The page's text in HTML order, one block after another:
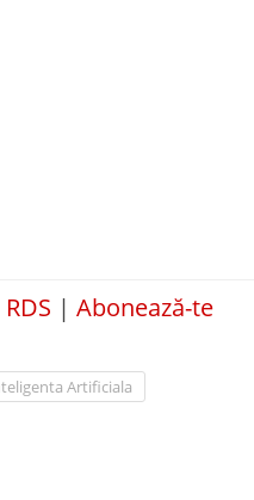
| Abonează-te
Artificiala